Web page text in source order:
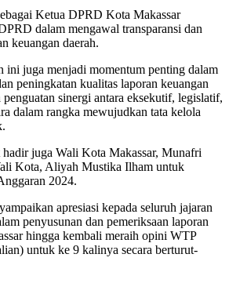
Ketua DPRD Kota Makassar
dalam mengawal transparansi dan
keuangan daerah.
ini juga menjadi momentum penting dalam
peningkatan kualitas laporan keuangan
penguatan sinergi antara eksekutif, legislatif,
dalam rangka mewujudkan tata kelola
hadir juga Wali Kota Makassar, Munafri
Kota, Aliyah Mustika Ilham untuk
2024.
apresiasi kepada seluruh jajaran
penyusunan dan pemeriksaan laporan
hingga kembali meraih opini WTP
untuk ke 9 kalinya secara berturut-